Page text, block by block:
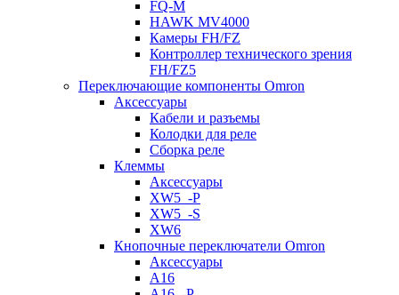
FQ-M
HAWK MV4000
Камеры FH/FZ
Контроллер технического зрения
FH/FZ5
Переключающие компоненты Omron
Аксессуары
Кабели и разъемы
Колодки для реле
Сборка реле
Клеммы
Аксессуары
XW5_-P
XW5_-S
XW6
Кнопочные переключатели Omron
Аксессуары
A16